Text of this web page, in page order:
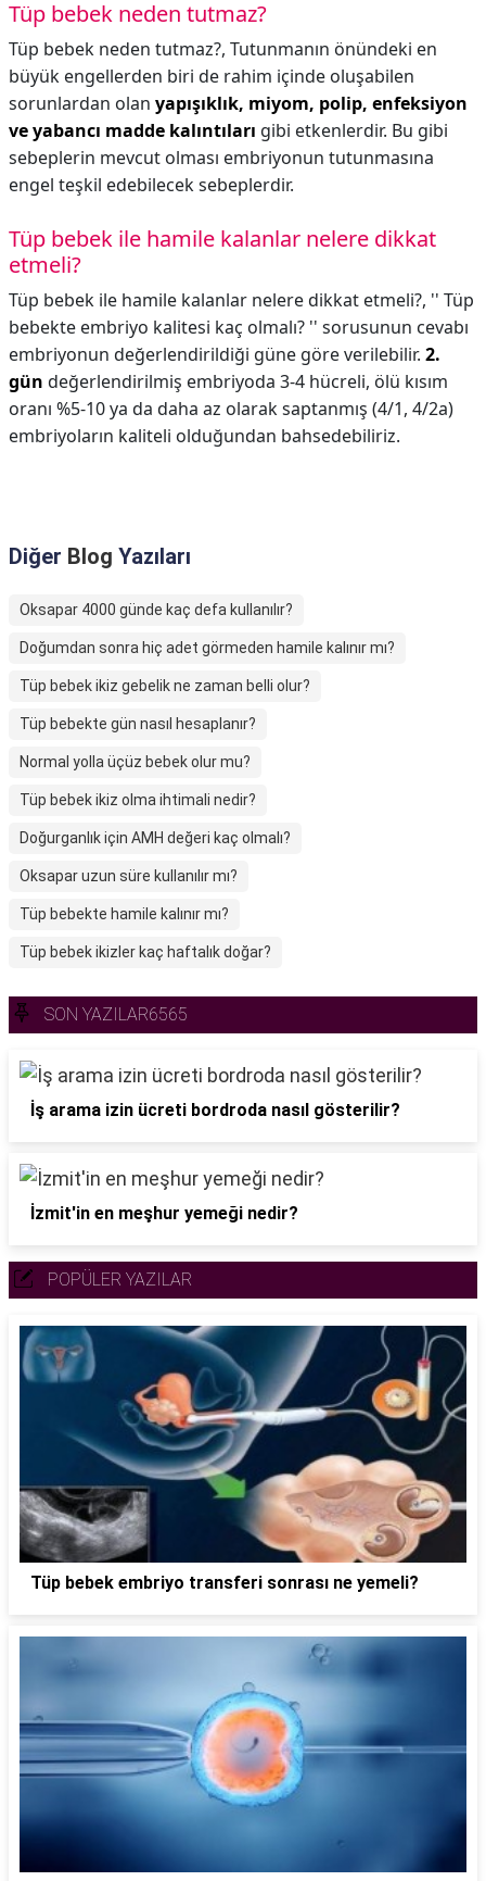
Tüp bebek neden tutmaz?
Tüp bebek neden tutmaz?, Tutunmanın önündeki en
büyük engellerden biri de rahim içinde oluşabilen
sorunlardan olan yapışıklık, miyom, polip, enfeksiyon
ve yabancı madde kalıntıları gibi etkenlerdir. Bu gibi
sebeplerin mevcut olması embriyonun tutunmasına
engel teşkil edebilecek sebeplerdir.
Tüp bebek ile hamile kalanlar nelere dikkat
etmeli?
Tüp bebek ile hamile kalanlar nelere dikkat etmeli?, '' Tüp
bebekte embriyo kalitesi kaç olmalı? '' sorusunun cevabı
embriyonun değerlendirildiği güne göre verilebilir. 2.
gün değerlendirilmiş embriyoda 3-4 hücreli, ölü kısım
oranı %5-10 ya da daha az olarak saptanmış (4/1, 4/2a)
embriyoların kaliteli olduğundan bahsedebiliriz.
Diğer Blog Yazıları
Oksapar 4000 günde kaç defa kullanılır?
Doğumdan sonra hiç adet görmeden hamile kalınır mı?
Tüp bebek ikiz gebelik ne zaman belli olur?
Tüp bebekte gün nasıl hesaplanır?
Normal yolla üçüz bebek olur mu?
Tüp bebek ikiz olma ihtimali nedir?
Doğurganlık için AMH değeri kaç olmalı?
Oksapar uzun süre kullanılır mı?
Tüp bebekte hamile kalınır mı?
Tüp bebek ikizler kaç haftalık doğar?
SON YAZILAR6565
İş arama izin ücreti bordroda nasıl gösterilir?
İzmit'in en meşhur yemeği nedir?
POPÜLER YAZILAR
Tüp bebek embriyo transferi sonrası ne yemeli?